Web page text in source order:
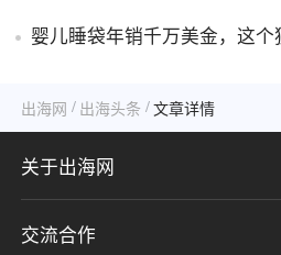
婴儿睡袋年销千万美金，这
出海网 / 出海头条 / 文章详情
关于出海网
关于我们
交流合作